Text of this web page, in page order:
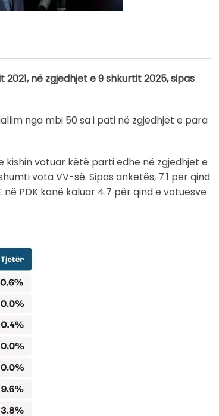
në zgjedhjet e 9 shkurtit 2025, sipas
nga mbi 50 sa i pati në zgjedhjet e para
kishin votuar këtë parti edhe në zgjedhjet e
vota VV-së. Sipas anketës, 7.1 për qind
PDK kanë kaluar 4.7 për qind e votuesve